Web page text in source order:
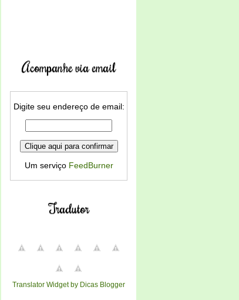
Acompanhe via email
Digite seu endereço de email:
Um serviço FeedBurner
Tradutor
Translator Widget by Dicas Blogger